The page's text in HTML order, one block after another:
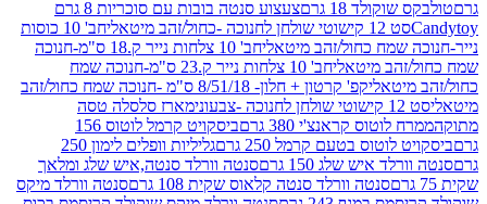
18 גרם
צעצוע סנטה בובות עם סוכריות 8 גרם
שולחן לחנוכה -כחול/זהב מיטאלי
חב' 10 כוסות
שמח כחול/זהב מיטאלי
חב' 10 צלחות נייר ק.18 ס"מ-חנוכה
מיטאלי
חב' 10 צלחות נייר ק.23 ס"מ-חנוכה שמח
קפ' קרטון + חלון- 8/51/18 ס"מ -חנוכה שמח כחול/זהב
מארז סלסלה טסה
קראנצ'י 380 גרם
ביסקויט קרמל לוטוס 156
בטעם קרמל 250 גרם
גליליות וופלים לימון 250
איש שלג 150 גרם
סנטה וורלד סנטה,איש שלג ומלאך
סנטה וורלד סנטה קלאוס שקית 108 גרם
סנטה וורלד מיקס